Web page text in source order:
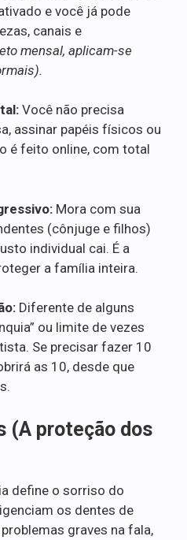
e você já pode
canais e
mensal, aplicam-se
Você não precisa
assinar papéis físicos ou
é feito online, com total
Mora com sua
(cônjuge e filhos)
individual cai. É a
a família inteira.
Diferente de alguns
ou limite de vezes
Se precisar fazer 10
as 10, desde que
(A proteção dos
define o sorriso do
os dentes de
graves na fala,